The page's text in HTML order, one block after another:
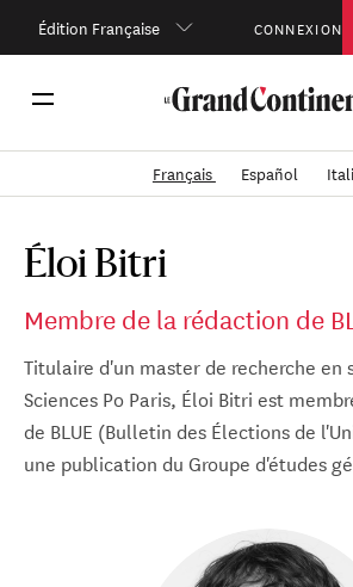
Édition Française CONNEXION
Français Español
Éloi Bitri
Membre de la rédaction de
Titulaire d'un master de recherche en
Sciences Po Paris, Éloi Bitri est
de BLUE (Bulletin des Élections de
une publication du Groupe d'études